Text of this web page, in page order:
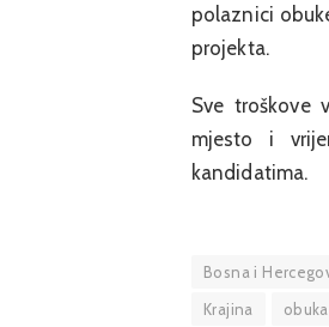
polaznici
projekta.
Sve troškove
mjesto i
kandidatima.
Bosna i
Krajina
obuka